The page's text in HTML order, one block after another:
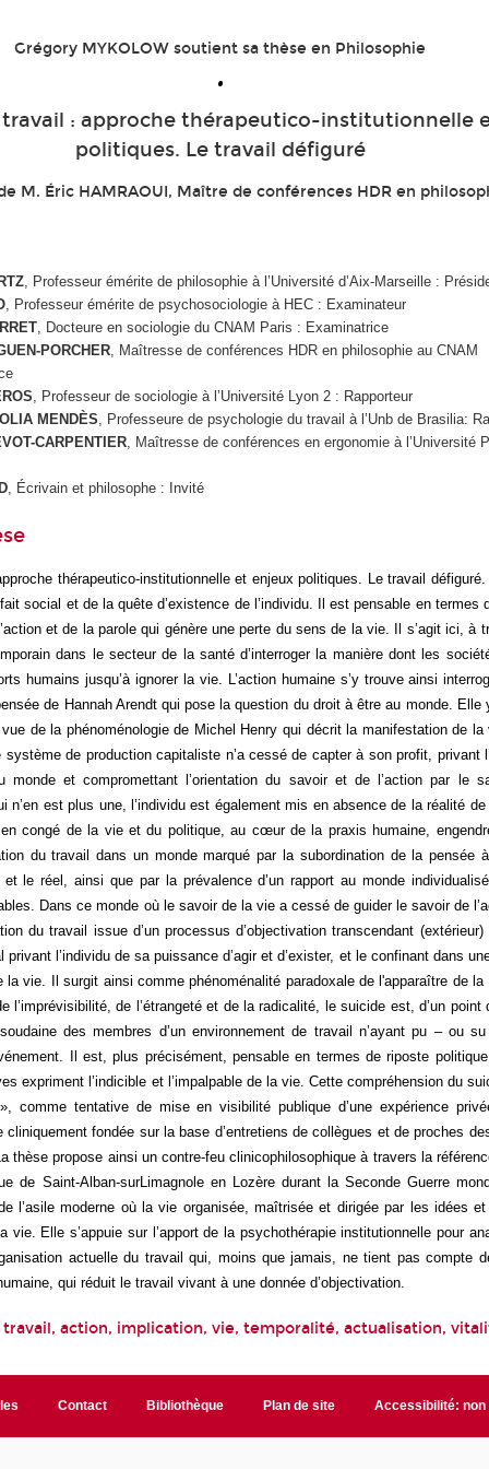
Grégory MYKOLOW soutient sa thèse en Philosophie
•
travail : approche thérapeutico-institutionnelle
politiques. Le travail défiguré
M. Éric HAMRAOUI, Maître de conférences HDR en
, Professeur émérite de philosophie à l’Université d’Aix-Marseille :
, Professeur émérite de psychosociologie à HEC : Examinateur
, Docteure en sociologie du CNAM Paris : Examinatrice
PORCHER, Maîtresse de conférences HDR en philosophie au CNAM
, Professeur de sociologie à l’Université Lyon 2 : Rapporteur
MENDÈS, Professeure de psychologie du travail à l’Unb de Brasilia:
CARPENTIER, Maîtresse de conférences en ergonomie à l’Université
, Écrivain et philosophe : Invité
thérapeutico-institutionnelle et enjeux politiques. Le travail
social et de la quête d’existence de l’individu. Il est pensable en termes
et de la parole qui génère une perte du sens de la vie. Il s’agit ici, à
dans le secteur de la santé d’interroger la manière dont les
humains jusqu’à ignorer la vie. L’action humaine s’y trouve ainsi
de Hannah Arendt qui pose la question du droit à être au monde. Elle
de la phénoménologie de Michel Henry qui décrit la manifestation de
de production capitaliste n’a cessé de capter à son profit, privant
monde et compromettant l’orientation du savoir et de l’action par le
n’en est plus une, l’individu est également mis en absence de la réalité
congé de la vie et du politique, au cœur de la praxis humaine,
du travail dans un monde marqué par la subordination de la pensée
le réel, ainsi que par la prévalence d’un rapport au monde individualisé
Dans ce monde où le savoir de la vie a cessé de guider le savoir de
du travail issue d’un processus d’objectivation transcendant
l’individu de sa puissance d’agir et d’exister, et le confinant dans
la vie. Il surgit ainsi comme phénoménalité paradoxale de l'apparaître de la
l’imprévisibilité, de l’étrangeté et de la radicalité, le suicide est, d’un
des membres d’un environnement de travail n’ayant pu – ou
Il est, plus précisément, pensable en termes de riposte
expriment l’indicible et l’impalpable de la vie. Cette compréhension du
comme tentative de mise en visibilité publique d’une expérience
cliniquement fondée sur la base d’entretiens de collègues et de proches
thèse propose ainsi un contre-feu clinicophilosophique à travers la
de Saint-Alban-surLimagnole en Lozère durant la Seconde Guerre
l’asile moderne où la vie organisée, maîtrisée et dirigée par les idées
vie. Elle s’appuie sur l’apport de la psychothérapie institutionnelle pour
actuelle du travail qui, moins que jamais, ne tient pas compte
qui réduit le travail vivant à une donnée d’objectivation.
travail, action, implication, vie, temporalité, actualisation,
Contact Bibliothèque Plan de site Accessibilité: non